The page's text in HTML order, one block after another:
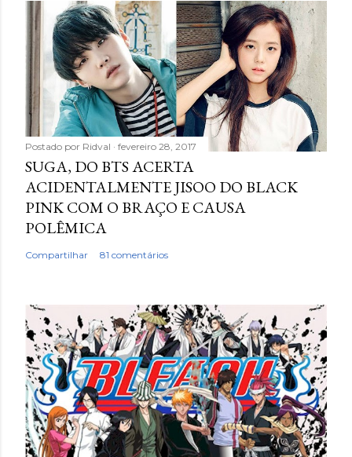
Postado por Ridval fevereiro 28, 2017
SUGA, DO BTS ACERTA
ACIDENTALMENTE JISOO DO BLACK
PINK COM O BRAÇO E CAUSA
POLÊMICA
Compartilhar 81 comentários